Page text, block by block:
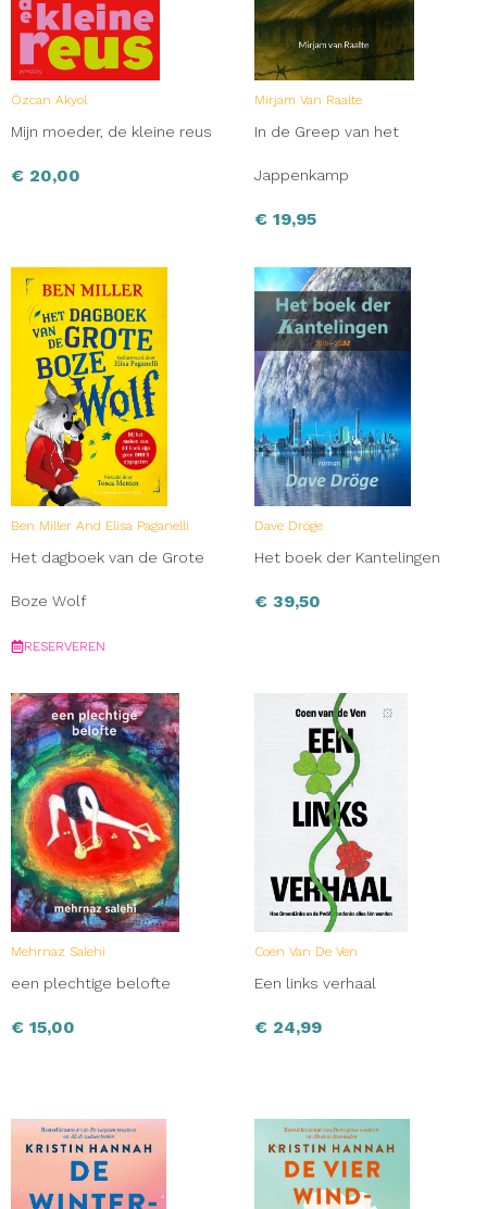
Özcan Akyol
Mijn moeder, de kleine reus
€ 20,00
Mirjam Van Raalte
In de Greep van het
Jappenkamp
€ 19,95
Ben Miller And Elisa Paganelli
Het dagboek van de Grote
Boze Wolf
RESERVEREN
Dave Dröge
Het boek der Kantelingen
€ 39,50
Mehrnaz Salehi
een plechtige belofte
€ 15,00
Coen Van De Ven
Een links verhaal
€ 24,99